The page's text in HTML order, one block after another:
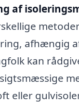
af
afhængig
kan
eller